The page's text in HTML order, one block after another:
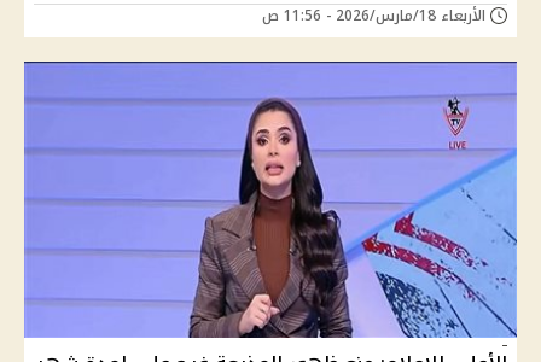
الأربعاء 18/مارس/2026 - 11:56 ص